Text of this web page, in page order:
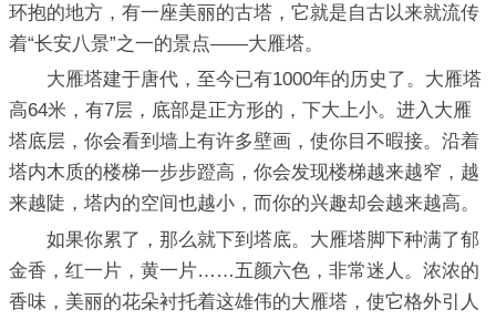
环抱的地方，有一座美丽的古塔，它就是自古以来就流传
着“长安八景”之一的景点——大雁塔。
大雁塔建于唐代，至今已有1000年的历史了。大雁塔
高64米，有7层，底部是正方形的，下大上小。进入大雁
塔底层，你会看到墙上有许多壁画，使你目不暇接。沿着
塔内木质的楼梯一步步蹬高，你会发现楼梯越来越窄，越
来越陡，塔内的空间也越小，而你的兴趣却会越来越高。
如果你累了，那么就下到塔底。大雁塔脚下种满了郁
金香，红一片，黄一片……五颜六色，非常迷人。浓浓的
香味，美丽的花朵衬托着这雄伟的大雁塔，使它格外引人